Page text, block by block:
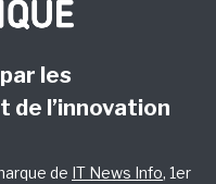
les
de l’innovation
de IT News Info, 1er